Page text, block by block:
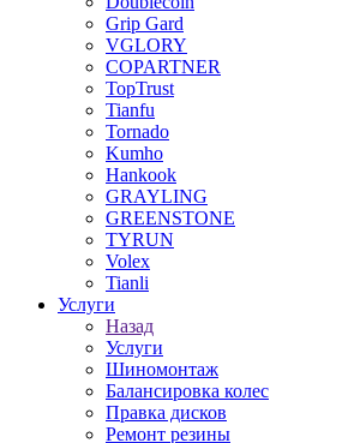
Grip Gard
VGLORY
COPARTNER
TopTrust
Tianfu
Tornado
Kumho
Hankook
GRAYLING
GREENSTONE
TYRUN
Volex
Tianli
Услуги
Назад
Услуги
Шиномонтаж
Балансировка колес
Правка дисков
Ремонт резины